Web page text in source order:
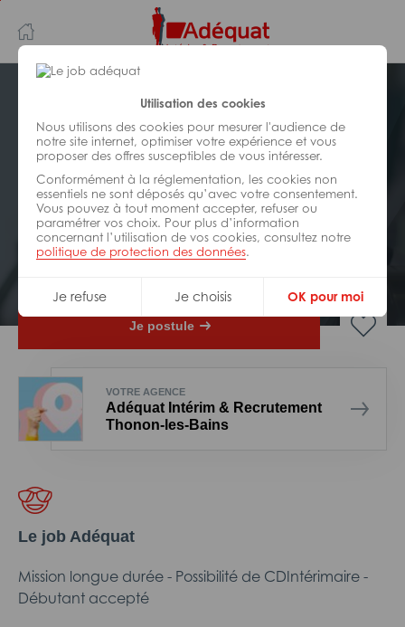
Utilisation des cookies
Nous utilisons des cookies pour mesurer l'audience de
notre site internet, optimiser votre expérience et vous
proposer des offres susceptibles de vous intéresser.
Conformément à la réglementation, les cookies non
essentiels ne sont déposés qu’avec votre consentement.
Vous pouvez à tout moment accepter, refuser ou
paramétrer vos choix. Pour plus d’information
concernant l’utilisation de vos cookies, consultez notre
politique de protection des données.
Je refuse Je choisis OK pour moi
au
contenu
principal
navigation
INDUSTRIE/FABRICATION/
TRANSFORMATION
Réf : 0DA-181708
Opérateur de production H/F
Interim Thonon-les-Bains
Je postule
VOTRE AGENCE
Adéquat Intérim & Recrutement
Thonon-les-Bains
Le job Adéquat
Mission longue durée - Possibilité de CDIntérimaire -
Débutant accepté